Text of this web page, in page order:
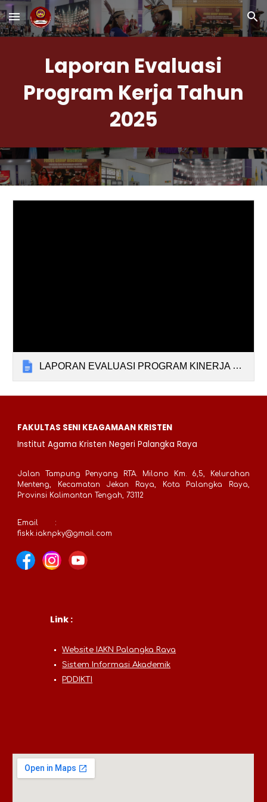
Skip to main content Skip to navigation
Laporan Evaluasi
Program Kerja Tahun
2025
LAPORAN EVALUASI PROGRAM KINERJA TAHUN 2025.docx
FAKULTAS SENI KEAGAMAAN KRISTEN
Institut Agama Kristen Negeri Palangka Raya
Jalan Tampung Penyang RTA. Milono Km. 6,5, Kelurahan
Menteng, Kecamatan Jekan Raya, Kota Palangka Raya,
Provinsi Kalimantan Tengah, 73112
Email
:
fiskk.iaknpky@gmail.com
Link :
Website IAKN Palangka Raya
Sistem Informasi Akademik
PDDIKTI